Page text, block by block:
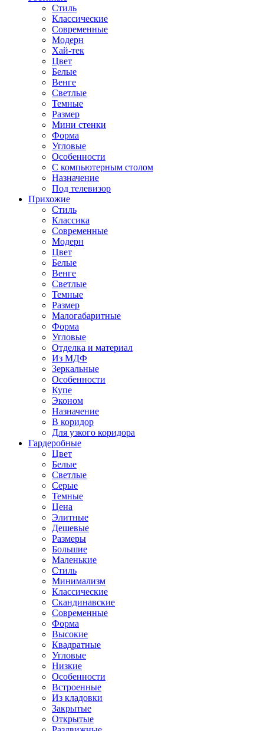
Стиль
Классические
Современные
Модерн
Хай-тек
Цвет
Белые
Венге
Светлые
Темные
Размер
Мини стенки
Форма
Угловые
Особенности
С компьютерным столом
Назначение
Под телевизор
Прихожие
Стиль
Классика
Современные
Модерн
Цвет
Белые
Венге
Светлые
Темные
Размер
Малогабаритные
Форма
Угловые
Отделка и материал
Из МДФ
Зеркальные
Особенности
Купе
Эконом
Назначение
В коридор
Для узкого коридора
Гардеробные
Цвет
Белые
Светлые
Серые
Темные
Цена
Элитные
Дешевые
Размеры
Большие
Маленькие
Стиль
Минимализм
Классические
Скандинавские
Современные
Форма
Высокие
Квадратные
Угловые
Низкие
Особенности
Встроенные
Из кладовки
Закрытые
Открытые